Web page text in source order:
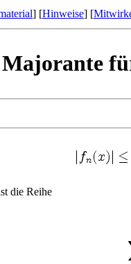
] [Hinweise] [
Majorante
die Reihe